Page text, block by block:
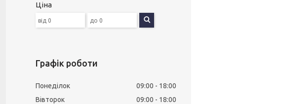
Ціна
Графік роботи
Понеділок 09:00
18:00
Вівторок
09:00
18:00